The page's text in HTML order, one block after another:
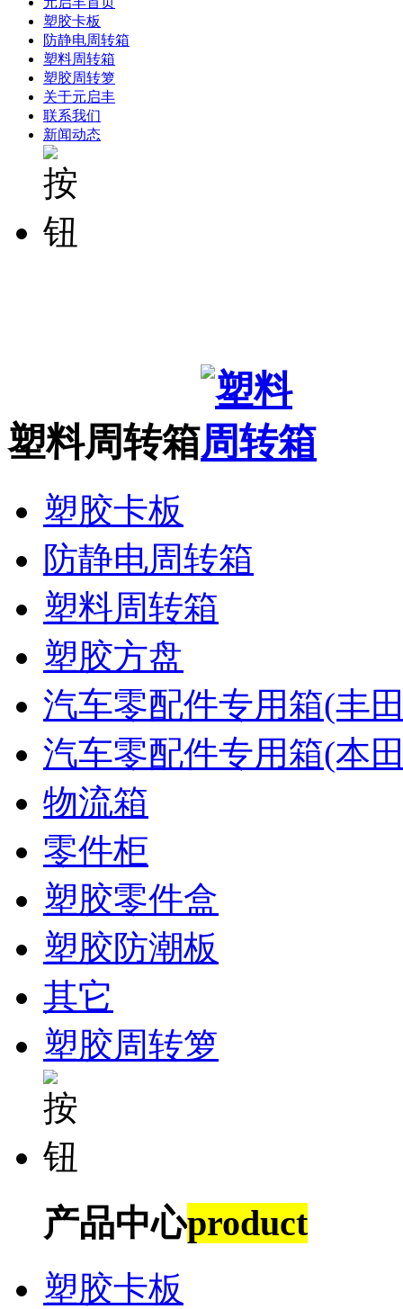
塑胶卡板
防静电周转箱
塑料周转箱
塑胶周转箩
关于元启丰
联系我们
新闻动态
塑料周转箱
塑胶卡板
防静电周转箱
塑料周转箱
塑胶方盘
汽车零配件专用箱(丰
汽车零配件专用箱(本
物流箱
零件柜
塑胶零件盒
塑胶防潮板
其它
塑胶周转箩
产品中心product
塑胶卡板